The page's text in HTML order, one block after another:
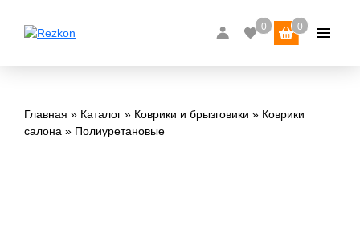
Главная Каталог Коврики и брызговики
Коврики
салона
Полиуретановые